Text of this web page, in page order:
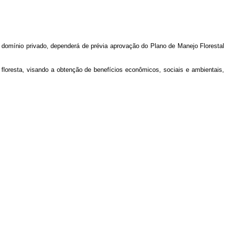
privado, dependerá de prévia aprovação do Plano de Manejo Florestal
visando a obtenção de benefícios econômicos, sociais e ambientais,